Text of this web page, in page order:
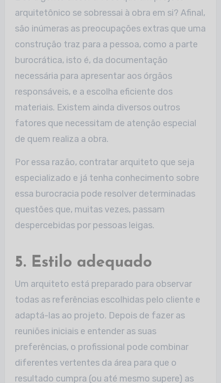
arquitetônico se sobressai à obra em si? Afinal,
são inúmeras as preocupações extras que uma
construção traz para a pessoa, como a parte
burocrática, isto é, da documentação
necessária para apresentar aos órgãos
responsáveis, e a escolha eficiente dos
materiais. Existem ainda diversos outros
fatores que necessitam de atenção especial
de quem realiza a obra.
Por essa razão, contratar arquiteto que seja
especializado e já tenha conhecimento sobre
essa burocracia pode resolver determinadas
questões que, muitas vezes, passam
despercebidas por pessoas leigas.
5. Estilo adequado
Um arquiteto está preparado para observar
todas as referências escolhidas pelo cliente e
adaptá-las ao projeto. Depois de fazer as
reuniões iniciais e entender as suas
preferências, o profissional pode combinar
diferentes vertentes da área para que o
resultado cumpra (ou até mesmo supere) as